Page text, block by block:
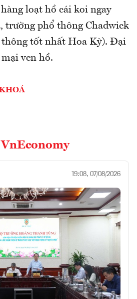
loạt hồ cái koi ngay
trường phổ thông Chadwick
tốt nhất Hoa Kỳ). Đại
ven hồ.
VnEconomy
19:08, 07/08/2026